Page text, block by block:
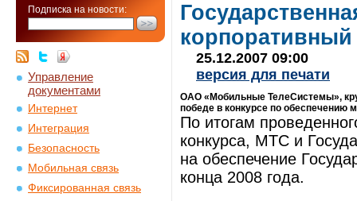
Подписка на новости:
Управление
документами
Интернет
Интеграция
Безопасность
Мобильная связь
Фиксированная связь
25.12.2007 09:00
версия для печати
ОАО «Мобильные ТелеСистемы»,
победе в конкурсе по обеспечению
По итогам
конкурса, МТС и
на обеспечение
конца 2008 года.